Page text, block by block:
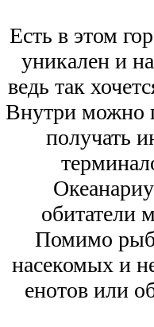
Есть в этом
уникален и
ведь так
Внутри можно
получать
обитатели
Помимо рыб
насекомых и
енотов или